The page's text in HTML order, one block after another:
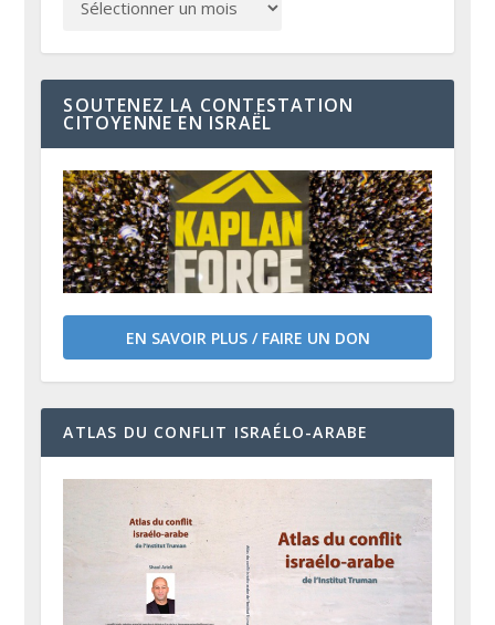
SOUTENEZ LA CONTESTATION
CITOYENNE EN ISRAËL
EN SAVOIR PLUS / FAIRE UN DON
ATLAS DU CONFLIT ISRAÉLO-ARABE